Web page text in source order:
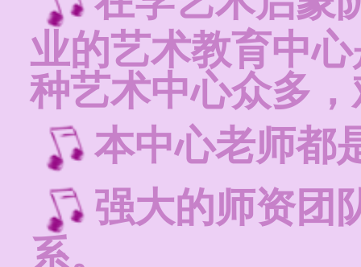
业的艺术教育中
种艺术中心众多
本中心老师都
强大的师资团
系。